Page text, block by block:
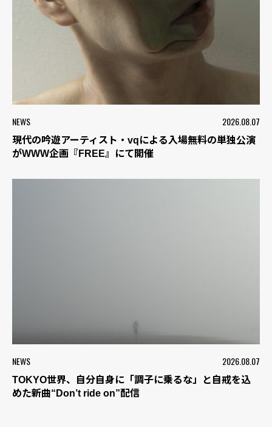
NEWS 2026.08.07
現代の吟遊アーティスト・vqによる入場無料の単独公演
がWWW企画『FREE』にて開催
NEWS 2026.08.07
TOKYO世界、自分自身に「調子に乗るな」と自戒を込
めた新曲“Don’t ride on”配信